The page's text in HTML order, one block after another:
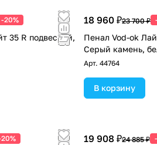
-20%
35 R подвесной,
18 960 ₽23 700 ₽
Пенал Vod-ok
Серый камень,
Арт. 44764
В корзину
19 908 ₽24 885 ₽